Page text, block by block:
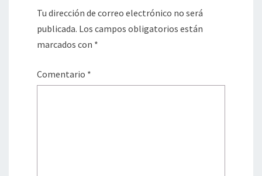
Tu dirección de correo electrónico no será
publicada. Los campos obligatorios están
marcados con *
Comentario *